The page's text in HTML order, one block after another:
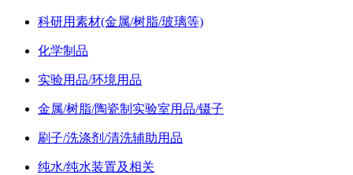
科研用素材(金属/树脂/玻璃等)
化学制品
实验用品/环境用品
金属/树脂/陶瓷制实验室用品/镊子
刷子/洗涤剂/清洗辅助用品
纯水/纯水装置及相关